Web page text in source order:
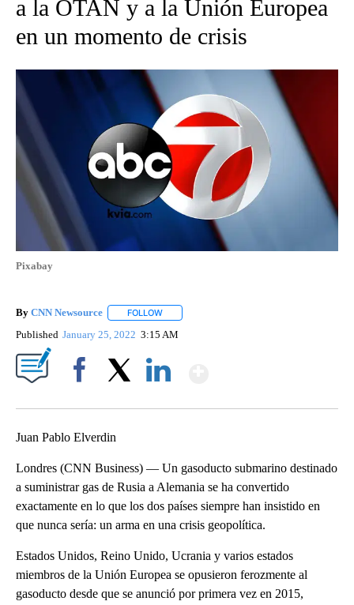
a la OTAN y a la Unión Europea
en un momento de crisis
Pixabay
By CNN Newsource FOLLOW
Published January 25, 2022 3:15 AM
Juan Pablo Elverdin
Londres (CNN Business) — Un gasoducto submarino destinado
a suministrar gas de Rusia a Alemania se ha convertido
exactamente en lo que los dos países siempre han insistido en
que nunca sería: un arma en una crisis geopolítica.
Estados Unidos, Reino Unido, Ucrania y varios estados
miembros de la Unión Europea se opusieron ferozmente al
gasoducto desde que se anunció por primera vez en 2015,